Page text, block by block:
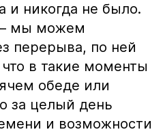
и никогда не было.
– мы можем
перерыва, по ней
что в такие моменты
обеде или
за целый день
и возможности